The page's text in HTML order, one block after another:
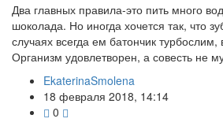
Два главных правила-это пить много
шоколада. Но иногда хочется так, что
случаях всегда ем батончик
Организм удовлетворен, а совесть не
EkaterinaSmolena
18 февраля 2018, 14:14
0